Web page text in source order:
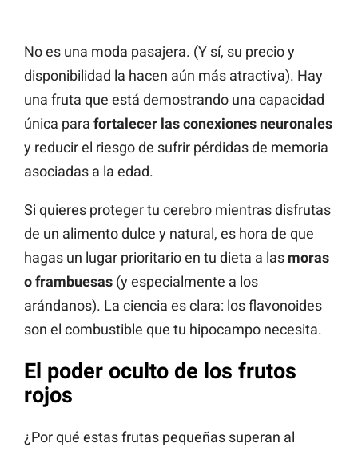
No es una moda pasajera. (Y sí, su precio y
disponibilidad la hacen aún más atractiva). Hay
una fruta que está demostrando una capacidad
única para fortalecer las conexiones neuronales
y reducir el riesgo de sufrir pérdidas de memoria
asociadas a la edad.
Si quieres proteger tu cerebro mientras disfrutas
de un alimento dulce y natural, es hora de que
hagas un lugar prioritario en tu dieta a las moras
o frambuesas (y especialmente a los
arándanos). La ciencia es clara: los flavonoides
son el combustible que tu hipocampo necesita.
El poder oculto de los frutos
rojos
¿Por qué estas frutas pequeñas superan al